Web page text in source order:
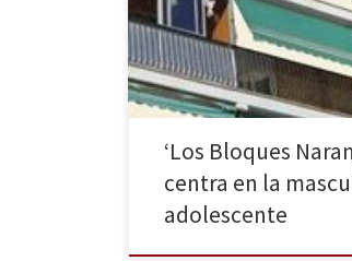
lugares concretos, es decir, en
espacio definido con un
vecindario/amigos/
Además, […]
‘Los Bloques
centra en la
adolescente